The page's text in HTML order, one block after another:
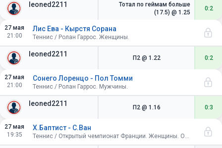
leoned2211
Тотал по геймам больше
(17.5) @ 1.25
0:2
27 мая
21:00
leoned2211
Лис Ева - Кырстя Сорана
Теннис / Ролан Гаррос. Женщины.
П2 @ 1.22 0:2
27 мая
21:00
leoned2211
Сонего Лоренцо - Пол Томми
Теннис / Ролан Гаррос. Мужчины.
П2 @ 1.16 0:3
27 мая
19:35
Х.Баптист - С.Ван
Теннис / Открытый чемпионат Франции. Женщины. Одиночный разряд. 1/32 финала